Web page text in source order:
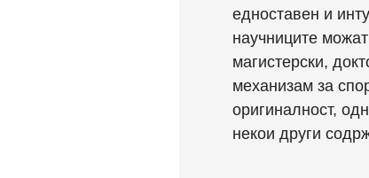
едноставен и
научниците
магистерски,
механизам за
оригиналност,
некои други